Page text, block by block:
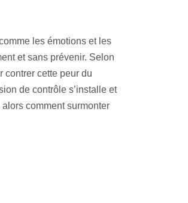
les émotions et les
et sans prévenir. Selon
contrer cette peur du
de contrôle s’installe et
comment surmonter